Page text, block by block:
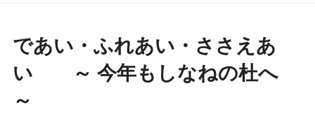
であい・ふれあい・ささえあ
い ～ 今年もしなねの杜へ
～